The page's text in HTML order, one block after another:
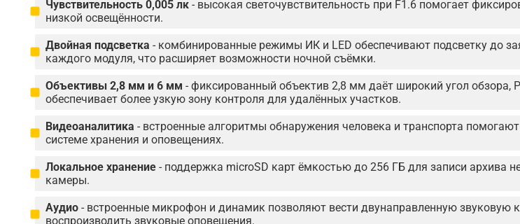
Чувствительность 0,005 лк - высокая светочувствительность при F1.6 помогает
низкой освещённости.
Двойная подсветка - комбинированные режимы ИК и LED обеспечивают подсветку до
каждого модуля, что расширяет возможности ночной съёмки.
Объективы 2,8 мм и 6 мм - фиксированный объектив 2,8 мм даёт широкий угол обзора,
обеспечивает более узкую зону контроля для удалённых участков.
Видеоаналитика - встроенные алгоритмы обнаружения человека и транспорта
системе хранения и оповещениях.
Локальное хранение - поддержка microSD карт ёмкостью до 256 ГБ для записи архива
камеры.
Аудио - встроенные микрофон и динамик позволяют вести двунаправленную звуковую
воспроизводить звуковые оповещения.